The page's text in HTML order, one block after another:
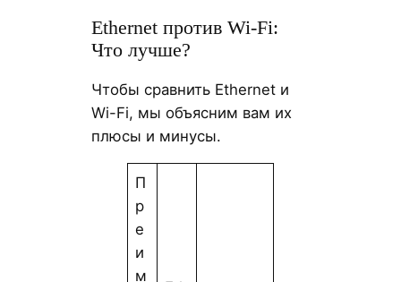
Ethernet против Wi-Fi:
Что лучше?
Чтобы сравнить Ethernet и
Wi-Fi, мы объясним вам их
плюсы и минусы.
П
р
е
и
м